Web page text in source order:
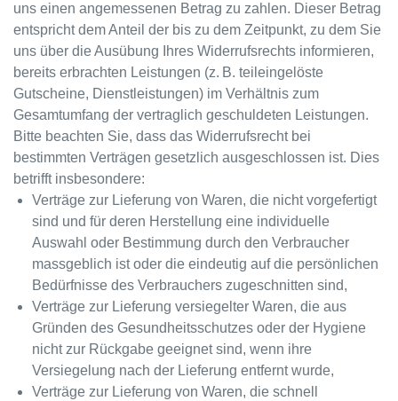
uns einen angemessenen Betrag zu zahlen. Dieser Betrag
entspricht dem Anteil der bis zu dem Zeitpunkt, zu dem Sie
uns über die Ausübung Ihres Widerrufsrechts informieren,
bereits erbrachten Leistungen (z. B. teileingelöste
Gutscheine, Dienstleistungen) im Verhältnis zum
Gesamtumfang der vertraglich geschuldeten Leistungen.
Bitte beachten Sie, dass das Widerrufsrecht bei
bestimmten Verträgen gesetzlich ausgeschlossen ist. Dies
betrifft insbesondere:
Verträge zur Lieferung von Waren, die nicht vorgefertigt
sind und für deren Herstellung eine individuelle
Auswahl oder Bestimmung durch den Verbraucher
massgeblich ist oder die eindeutig auf die persönlichen
Bedürfnisse des Verbrauchers zugeschnitten sind,
Verträge zur Lieferung versiegelter Waren, die aus
Gründen des Gesundheitsschutzes oder der Hygiene
nicht zur Rückgabe geeignet sind, wenn ihre
Versiegelung nach der Lieferung entfernt wurde,
Verträge zur Lieferung von Waren, die schnell